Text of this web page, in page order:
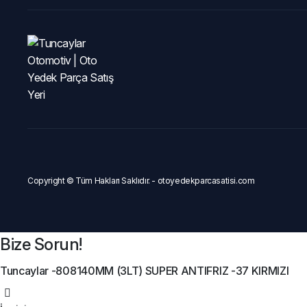
Copyright © Tüm Hakları Saklıdır. - otoyedekparcasatisi.com
Bize Sorun!
Tuncaylar -808140MM (3LT) SUPER ANTIFRIZ -37 KIRMIZI